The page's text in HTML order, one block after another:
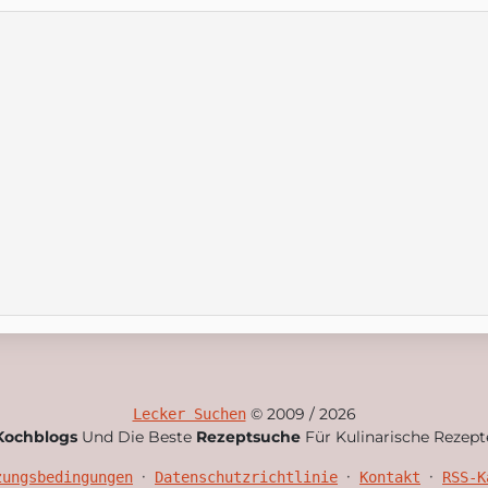
Lecker Suchen© 2009 / 2026
Und Die Beste Rezeptsuche Für Kulinarische
• Datenschutzrichtlinie • Kontakt • RSS-